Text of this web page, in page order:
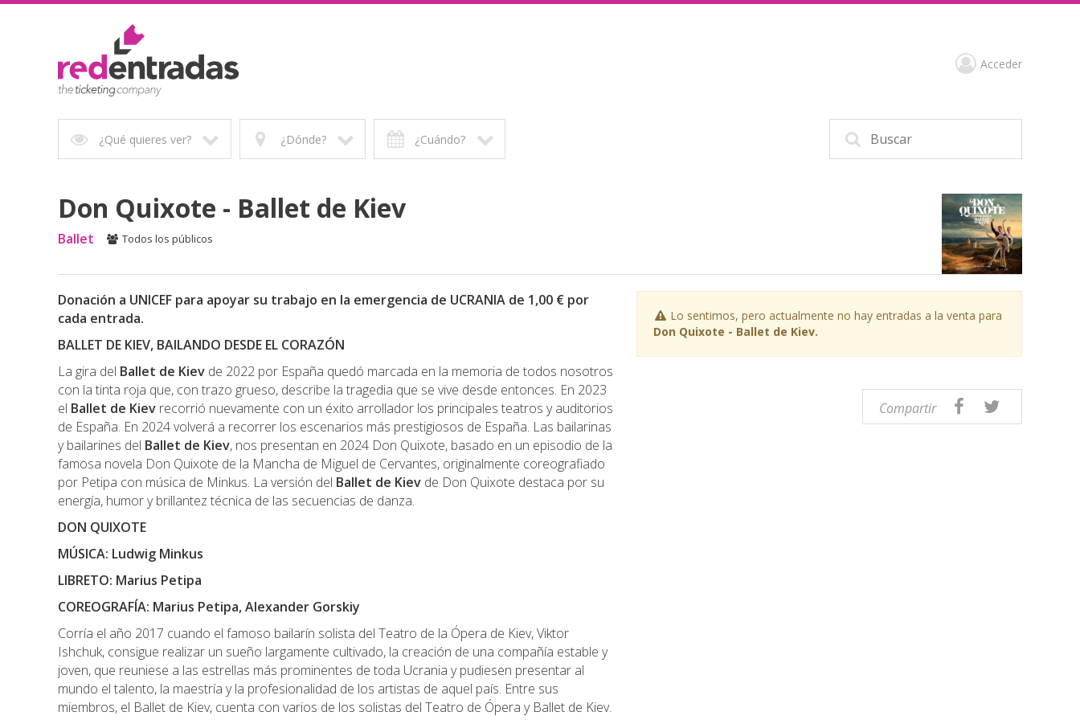
Acceder
¿Qué quieres ver? ¿Dónde? ¿Cuándo?
Don Quixote - Ballet de Kiev
Ballet Todos los públicos
Donación a UNICEF para apoyar su trabajo en la emergencia de UCRANIA de 1,00 € por
cada entrada.
BALLET DE KIEV, BAILANDO DESDE EL CORAZÓN
La gira del Ballet de Kiev de 2022 por España quedó marcada en la memoria de todos nosotros
con la tinta roja que, con trazo grueso, describe la tragedia que se vive desde entonces. En 2023
el Ballet de Kiev recorrió nuevamente con un éxito arrollador los principales teatros y auditorios
de España. En 2024 volverá a recorrer los escenarios más prestigiosos de España. Las bailarinas
y bailarines del Ballet de Kiev, nos presentan en 2024 Don Quixote, basado en un episodio de la
famosa novela Don Quixote de la Mancha de Miguel de Cervantes, originalmente coreografiado
por Petipa con música de Minkus. La versión del Ballet de Kiev de Don Quixote destaca por su
energía, humor y brillantez técnica de las secuencias de danza.
DON QUIXOTE
MÚSICA: Ludwig Minkus
LIBRETO: Marius Petipa
COREOGRAFÍA: Marius Petipa, Alexander Gorskiy
Corría el año 2017 cuando el famoso bailarín solista del Teatro de la Ópera de Kiev, Viktor
Ishchuk, consigue realizar un sueño largamente cultivado, la creación de una compañía estable y
joven, que reuniese a las estrellas más prominentes de toda Ucrania y pudiesen presentar al
mundo el talento, la maestría y la profesionalidad de los artistas de aquel país. Entre sus
miembros, el Ballet de Kiev, cuenta con varios de los solistas del Teatro de Ópera y Ballet de Kiev.
Lo sentimos, pero actualmente no hay entradas a la venta para
Don Quixote - Ballet de Kiev.
Compartir